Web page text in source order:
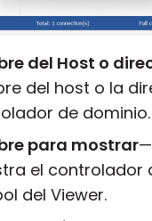
del Host o
del host o la
de dominio.
para mostrar
el controlador
del Viewer.